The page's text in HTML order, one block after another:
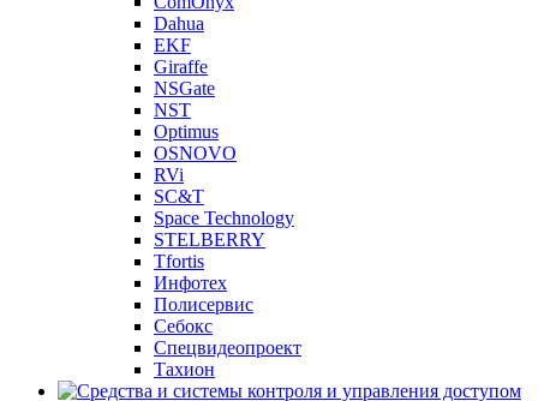
Dahua
EKF
Giraffe
NSGate
NST
Optimus
OSNOVO
RVi
SC&T
Space Technology
STELBERRY
Tfortis
Инфотех
Полисервис
Себокс
Спецвидеопроект
Тахион